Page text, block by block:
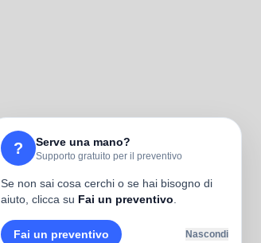
? Serve una mano?
Supporto gratuito per il preventivo
Se non sai cosa cerchi o se hai bisogno di
aiuto, clicca su Fai un preventivo
Fai un preventivo Nascondi